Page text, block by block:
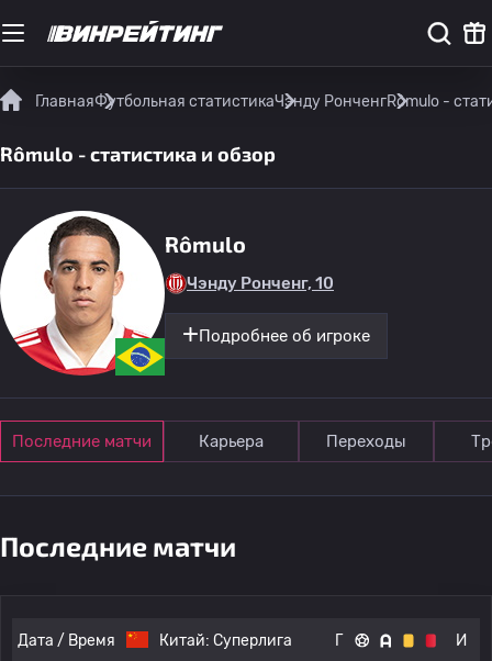
ГлавнаяФутбольная статистикаЧэнду РонченгRômulo -
Rômulo - статистика и обзор
Rômulo
Чэнду Ронченг, 10
Подробнее об игроке
Последние матчи Карьера Переходы
Последние матчи
Дата / Время Китай: Суперлига Г И